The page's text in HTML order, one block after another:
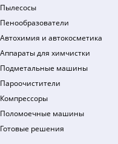
Пылесосы
Пенообразователи
Автохимия и автокосметика
Аппараты для химчистки
Подметальные машины
Пароочистители
Компрессоры
Поломоечные машины
Готовые решения